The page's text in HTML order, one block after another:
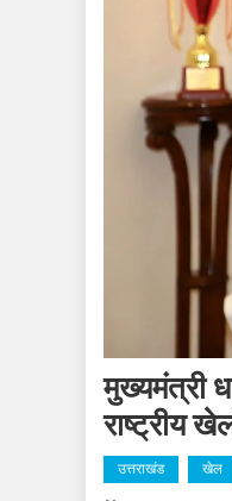
मुख्यमंत्री
राष्ट्रीय
उत्तराखंड खेल